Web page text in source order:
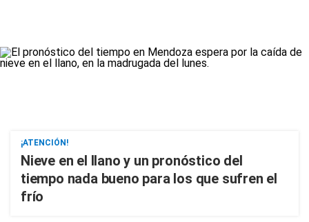
¡ATENCIÓN!
Nieve en el llano y un pronóstico del
tiempo nada bueno para los que sufren el
frío